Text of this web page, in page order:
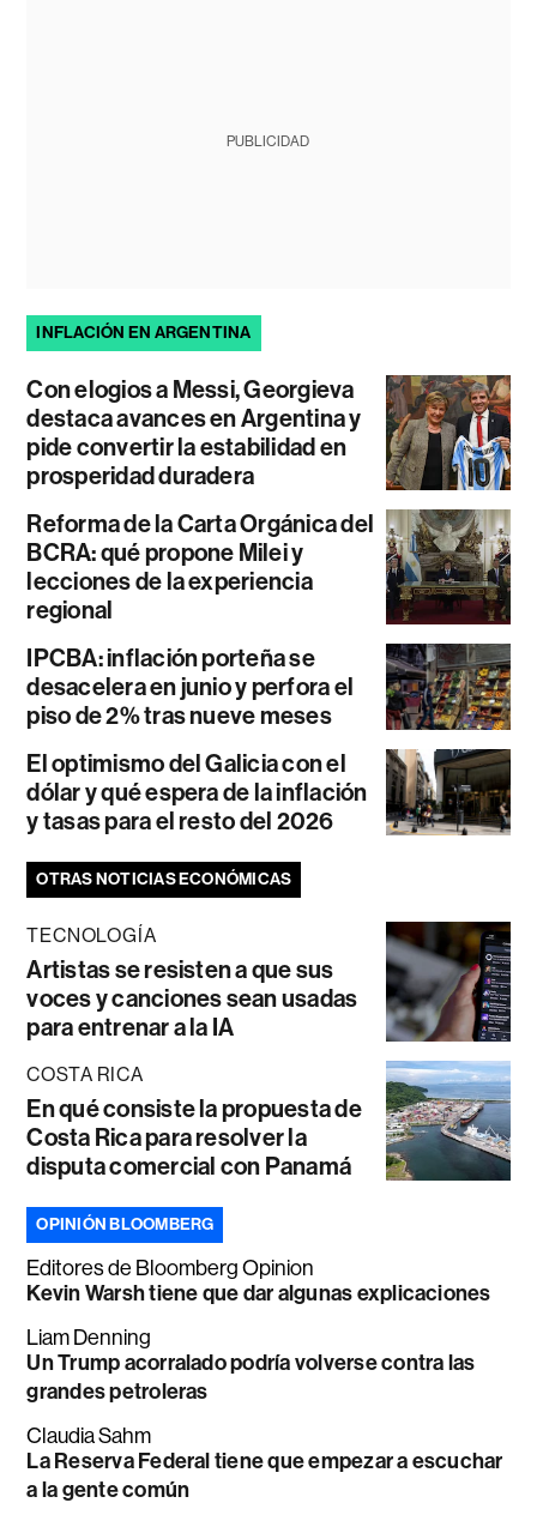
PUBLICIDAD
INFLACIÓN EN ARGENTINA
Con elogios a Messi, Georgieva
destaca avances en Argentina y
pide convertir la estabilidad en
prosperidad duradera
Reforma de la Carta Orgánica del
BCRA: qué propone Milei y
lecciones de la experiencia
regional
IPCBA: inflación porteña se
desacelera en junio y perfora el
piso de 2% tras nueve meses
El optimismo del Galicia con el
dólar y qué espera de la inflación
y tasas para el resto del 2026
OTRAS NOTICIAS ECONÓMICAS
TECNOLOGÍA
Artistas se resisten a que sus
voces y canciones sean usadas
para entrenar a la IA
COSTA RICA
En qué consiste la propuesta de
Costa Rica para resolver la
disputa comercial con Panamá
OPINIÓN BLOOMBERG
Editores de Bloomberg Opinion
Kevin Warsh tiene que dar algunas explicaciones
Liam Denning
Un Trump acorralado podría volverse contra las
grandes petroleras
Claudia Sahm
La Reserva Federal tiene que empezar a escuchar
a la gente común